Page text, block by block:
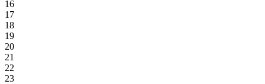
16
17
18
19
20
21
22
23